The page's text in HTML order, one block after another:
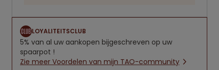
LOYALITEITSCLUB
5% van al uw aankopen bijgeschreven op uw
spaarpot !
Zie meer Voordelen van mijn TAO-community